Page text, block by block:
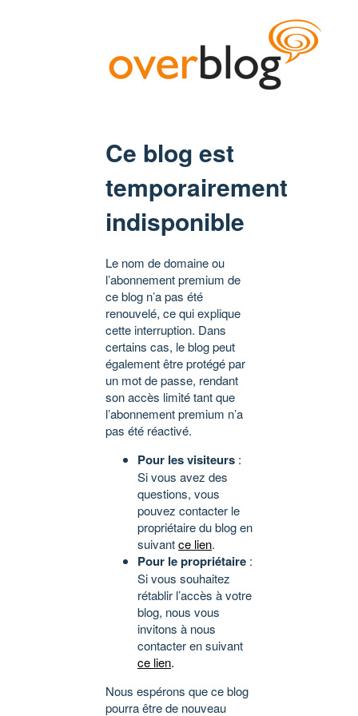
Ce blog est
temporairement
indisponible
Le nom de domaine ou
l’abonnement premium de
ce blog n’a pas été
renouvelé, ce qui explique
cette interruption. Dans
certains cas, le blog peut
également être protégé par
un mot de passe, rendant
son accès limité tant que
l’abonnement premium n’a
pas été réactivé.
Pour les visiteurs :
Si vous avez des
questions, vous
pouvez contacter le
propriétaire du blog en
suivantce lien.
Pour le propriétaire :
Si vous souhaitez
rétablir l’accès à votre
blog, nous vous
invitons à nous
contacter en suivant
ce lien.
Nous espérons que ce blog
pourra être de nouveau